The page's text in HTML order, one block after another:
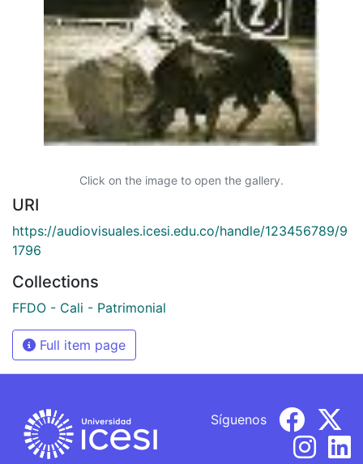
Click on the image to open the gallery.
URI
https://audiovisuales.icesi.edu.co/handle/123456789/9
1796
Collections
FFDO - Cali - Patrimonial
Full item page
Síguenos